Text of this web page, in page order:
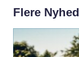
Flere